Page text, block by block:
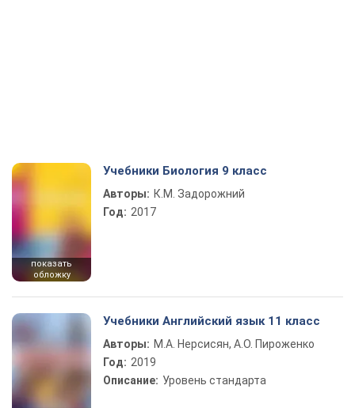
показать
обложку
Учебники Биология 9 класс
Авторы: К.М. Задорожний
Год: 2017
Учебники Английский язык 11 класс
Авторы: М.А. Нерсисян, А.О. Пироженко
Год: 2019
Описание: Уровень стандарта